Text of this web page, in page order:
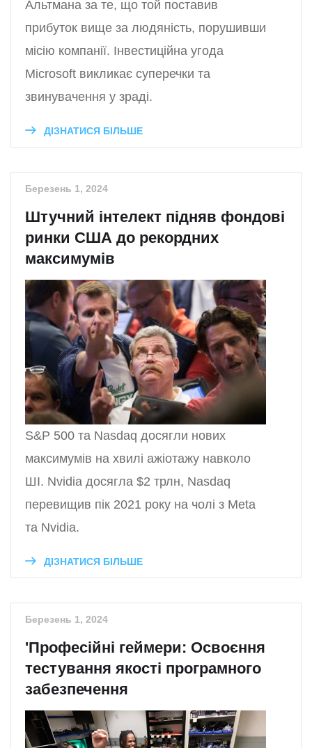
Альтмана за те, що той поставив
прибуток вище за людяність, порушивши
місію компанії. Інвестиційна угода
Microsoft викликає суперечки та
звинувачення у зраді.
ДІЗНАТИСЯ БІЛЬШЕ
Березень 1, 2024
Штучний інтелект підняв фондові
ринки США до рекордних
максимумів
S&P 500 та Nasdaq досягли нових
максимумів на хвилі ажіотажу навколо
ШІ. Nvidia досягла $2 трлн, Nasdaq
перевищив пік 2021 року на чолі з Meta
та Nvidia.
ДІЗНАТИСЯ БІЛЬШЕ
Березень 1, 2024
'Професійні геймери: Освоєння
тестування якості програмного
забезпечення